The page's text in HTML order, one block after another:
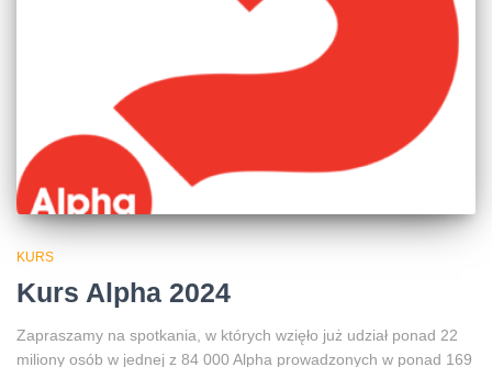
KURS
Kurs Alpha 2024
Zapraszamy na spotkania, w których wzięło już udział ponad 22
miliony osób w jednej z 84 000 Alpha prowadzonych w ponad 169